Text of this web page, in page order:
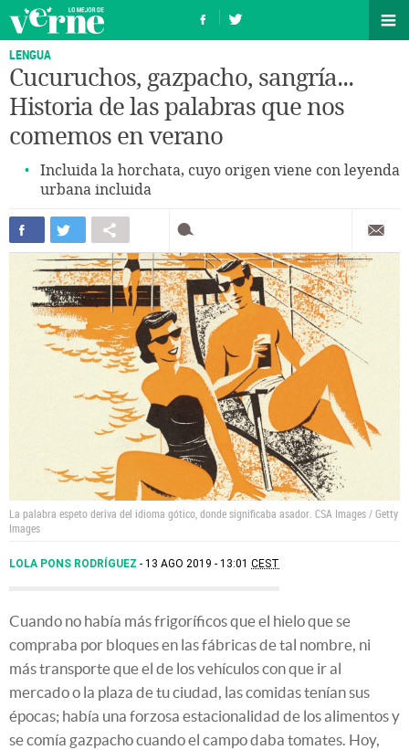
LENGUA
Cucuruchos, gazpacho, sangría...
Historia de las palabras que nos
comemos en verano
Incluida la horchata, cuyo origen viene con leyenda
urbana incluida
La palabra espeto deriva del idioma gótico, donde significaba asador. CSA Images / Getty
Images
LOLA PONS RODRÍGUEZ 13 AGO 2019 - 13:01 CEST
Cuando no había más frigoríficos que el hielo que se
compraba por bloques en las fábricas de tal nombre, ni
más transporte que el de los vehículos con que ir al
mercado o la plaza de tu ciudad, las comidas tenían sus
épocas; había una forzosa estacionalidad de los alimentos y
se comía gazpacho cuando el campo daba tomates. Hoy,